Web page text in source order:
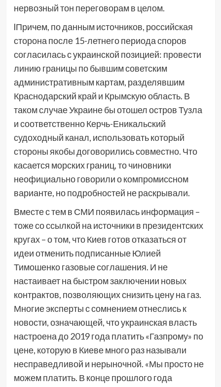
нервозный тон переговорам в целом.
lПричем, по данным источников, российская
сторона после 15-летнего периода споров
согласилась с украинской позицией: провести
линию границы по бывшим советским
административным картам, разделявшим
Краснодарский край и Крымскую область. В
таком случае Украине бы отошел остров Тузла
и соответственно Керчь-Еникальский
судоходный канал, использовать который
стороны якобы договорились совместно. Что
касается морских границ, то чиновники
неофициально говорили о компромиссном
варианте, но подробностей не раскрывали.
Вместе с тем в СМИ появилась информация –
тоже со ссылкой на источники в президентских
кругах – о том, что Киев готов отказаться от
идеи отменить подписанные Юлией
Тимошенко газовые соглашения. И не
настаивает на быстром заключении новых
контрактов, позволяющих снизить цену на газ.
Многие эксперты с сомнением отнеслись к
новости, означающей, что украинская власть
настроена до 2019 года платить «Газпрому» по
цене, которую в Киеве много раз называли
несправедливой и нерыночной. «Мы просто не
можем платить. В конце прошлого года